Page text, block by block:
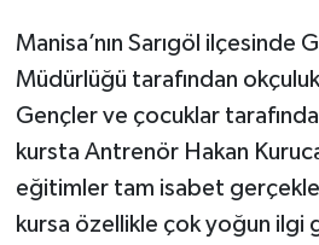
Manisa’nın Sarıgöl ilçesinde
Müdürlüğü tarafından okçuluk
Gençler ve çocuklar
kursta Antrenör Hakan
eğitimler tam isabet
kursa özellikle çok yoğun